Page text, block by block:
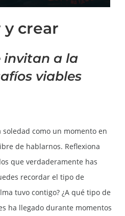
crear
invitan a la
viables
soledad como un momento en
de hablarnos. Reflexiona
que verdaderamente has
recordar el tipo de
tuvo contigo? ¿A qué tipo de
ha llegado durante momentos